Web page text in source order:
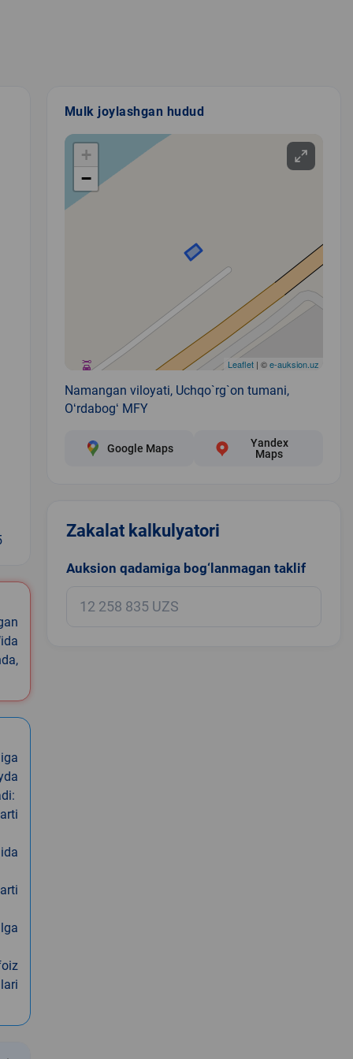
Mulk joylashgan hudud
+
−
Leaflet| ©e-auksion.uz
Namangan viloyati, Uchqo`rg`on tumani,
Oʻrdabogʻ MFY
Google Maps
Yandex
Maps
Zakalat kalkulyatori
Auksion qadamiga bog‘lanmagan taklif